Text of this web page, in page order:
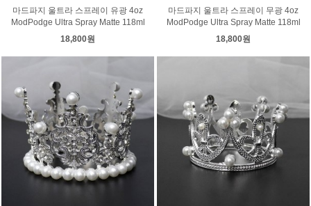
마드파지 울트라 스프레이 유광 4oz
ModPodge Ultra Spray Matte 118ml
18,800원
마드파지 울트라 스프레이 무광 4oz
ModPodge Ultra Spray Matte 118ml
18,800원